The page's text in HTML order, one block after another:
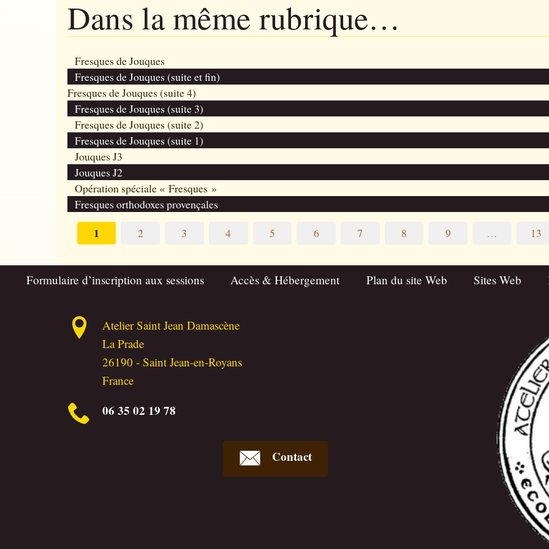
Dans la même rubrique…
Fresques de Jouques
Fresques de Jouques (suite et fin)
Fresques de Jouques (suite 4)
Fresques de Jouques (suite 3)
Fresques de Jouques (suite 2)
Fresques de Jouques (suite 1)
Jouques J3
Jouques J2
Opération spéciale « Fresques »
Fresques orthodoxes provençales
1 2 3 4 5 6 7 8 9 … 13
Formulaire d’inscription aux sessions Accès & Hébergement Plan du site Web Sites Web
Atelier Saint Jean Damascène
La Prade
26190 -Saint Jean-en-Royans
France
06 35 02 19 78
Contact